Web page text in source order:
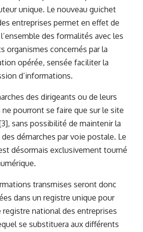
unique. Le nouveau guichet
entreprises permet en effet de
des formalités avec les
organismes concernés par la
opérée, sensée faciliter la
d’informations.
des dirigeants ou de leurs
pourront se faire que sur le site
, sans possibilité de maintenir la
démarches par voie postale. Le
désormais exclusivement tourné
transmises seront donc
dans un registre unique pour
registre national des entreprises
se substituera aux différents